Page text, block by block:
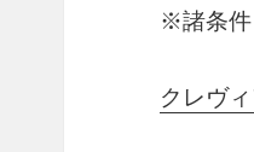
※諸条件
クレヴ